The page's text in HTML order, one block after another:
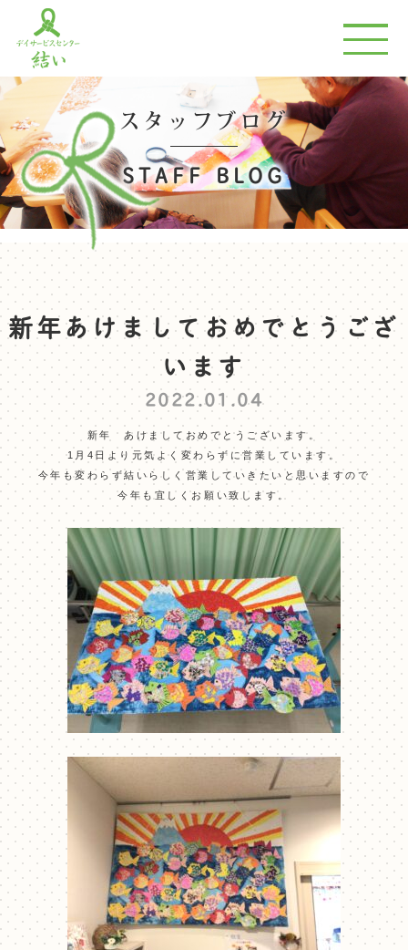
スタッフブログ
STAFF BLOG
新年あけましておめでとうござ
います
2022.01.04
新年 あけましておめでとうございます。
1月4日より元気よく変わらずに営業しています。
今年も変わらず結いらしく営業していきたいと思いますので
今年も宜しくお願い致します。